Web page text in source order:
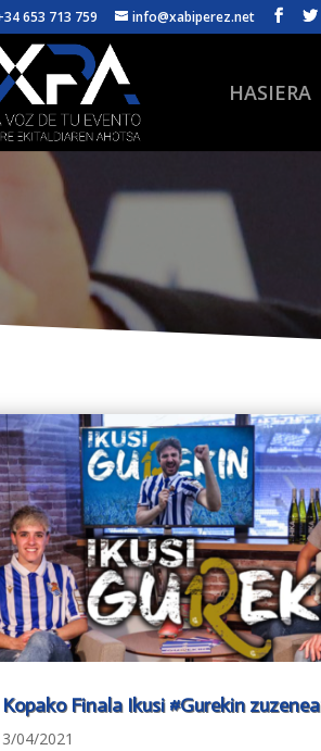
653 713 759 info@xabiperez.net
HASIERA
Kopako Finala Ikusi #Gurekin
3/04/2021